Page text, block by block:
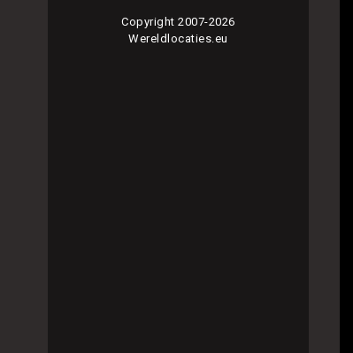
Copyright 2007-2026
Wereldlocaties.eu